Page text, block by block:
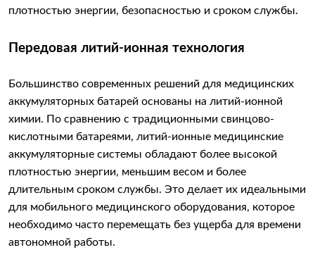
плотностью энергии, безопасностью и сроком службы.
Передовая литий-ионная технология
Большинство современных решений для медицинских
аккумуляторных батарей основаны на литий-ионной
химии. По сравнению с традиционными свинцово-
кислотными батареями, литий-ионные медицинские
аккумуляторные системы обладают более высокой
плотностью энергии, меньшим весом и более
длительным сроком службы. Это делает их идеальными
для мобильного медицинского оборудования, которое
необходимо часто перемещать без ущерба для времени
автономной работы.